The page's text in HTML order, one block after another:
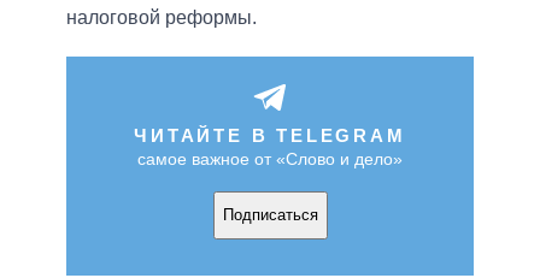
налоговой реформы.
ЧИТАЙТЕ В TELEGRAM
самое важное от «Слово и дело»
Подписаться